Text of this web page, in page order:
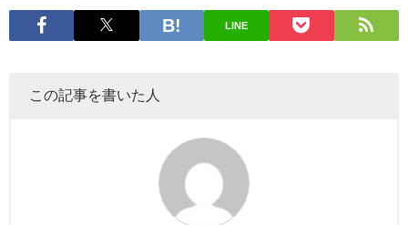
LINE
この記事を書いた人